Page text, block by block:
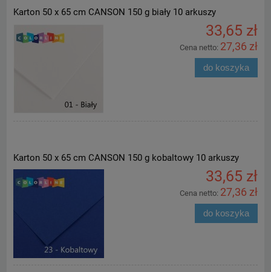
Karton 50 x 65 cm CANSON 150 g biały 10 arkuszy
33,65 zł
Cena netto: 27,36 zł
do koszyka
Karton 50 x 65 cm CANSON 150 g kobaltowy 10 arkuszy
33,65 zł
Cena netto: 27,36 zł
do koszyka